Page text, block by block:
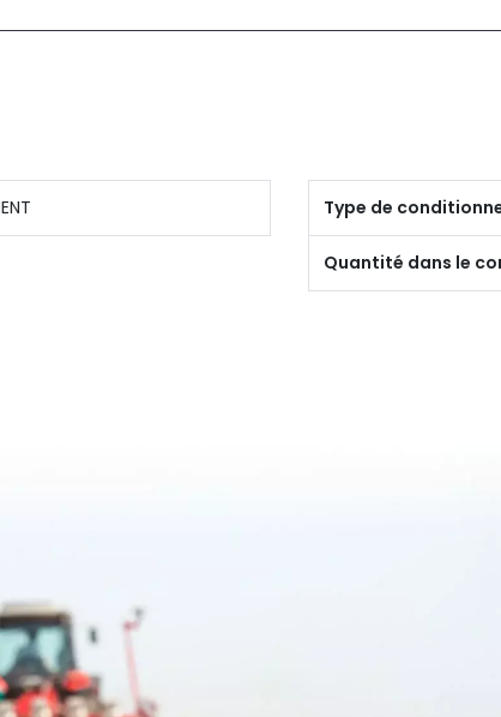
Type de
Quantité dans le